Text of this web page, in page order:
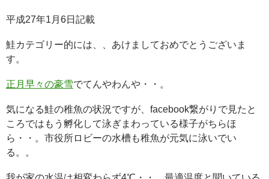
平成27年1月6日記載
鮭カテゴリー的には、、あけましておめでとうございま
す。
正月早々の豪雪でてんやわんや・・。
気になる鮭の稚魚の状況ですが、facebook繋がりで見たと
ころではもう孵化して泳ぎまわっている様子がちらほ
ら・・。市役所ロビーの水槽も稚魚が元気に泳いでい
る。。